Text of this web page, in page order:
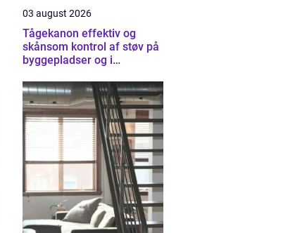
03 august 2026
Tågekanon effektiv og
skånsom kontrol af støv på
byggepladser og i